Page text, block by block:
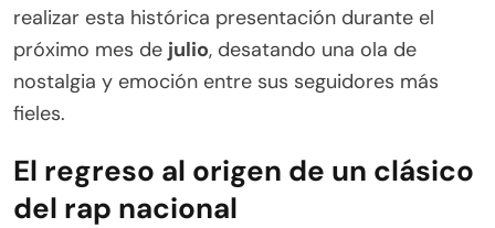
realizar esta histórica presentación durante el
próximo mes de julio, desatando una ola de
nostalgia y emoción entre sus seguidores más
fieles.
El regreso al origen de un clásico
del rap nacional